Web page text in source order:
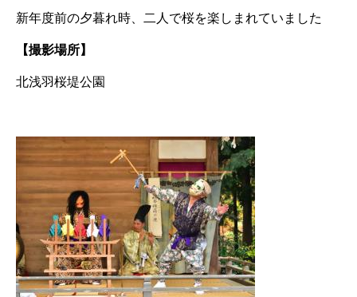
新年度前の夕暮れ時、二人で桜を楽しまれていました
【撮影場所】
北浅羽桜堤公園